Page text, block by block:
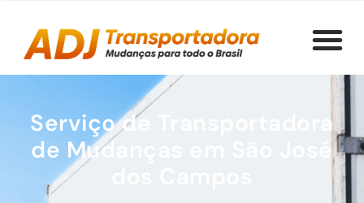
Serviço de Transportadora
de Mudanças em São José